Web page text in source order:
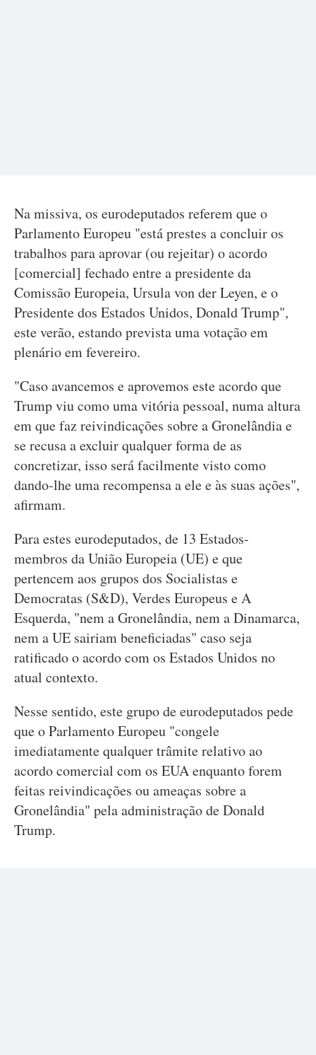
Na missiva, os eurodeputados referem que o
Parlamento Europeu "está prestes a concluir os
trabalhos para aprovar (ou rejeitar) o acordo
[comercial] fechado entre a presidente da
Comissão Europeia, Ursula von der Leyen, e o
Presidente dos Estados Unidos, Donald Trump",
este verão, estando prevista uma votação em
plenário em fevereiro.
"Caso avancemos e aprovemos este acordo que
Trump viu como uma vitória pessoal, numa altura
em que faz reivindicações sobre a Gronelândia e
se recusa a excluir qualquer forma de as
concretizar, isso será facilmente visto como
dando-lhe uma recompensa a ele e às suas ações",
afirmam.
Para estes eurodeputados, de 13 Estados-
membros da União Europeia (UE) e que
pertencem aos grupos dos Socialistas e
Democratas (S&D), Verdes Europeus e A
Esquerda, "nem a Gronelândia, nem a Dinamarca,
nem a UE sairiam beneficiadas" caso seja
ratificado o acordo com os Estados Unidos no
atual contexto.
Nesse sentido, este grupo de eurodeputados pede
que o Parlamento Europeu "congele
imediatamente qualquer trâmite relativo ao
acordo comercial com os EUA enquanto forem
feitas reivindicações ou ameaças sobre a
Gronelândia" pela administração de Donald
Trump.